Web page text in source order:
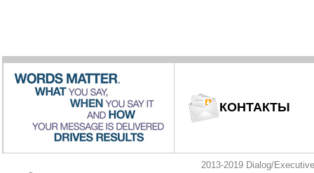
КОНТАКТЫ
2013-2019 Dialog/